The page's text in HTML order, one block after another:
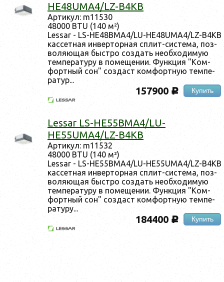
HE48UMA4/LZ-B4KB
Ар­ти­кул: m11530
48000 BTU (140 м²)
Lessar - LS-HE48BMA4/LU-HE48UMA4/LZ-B4KB
кас­сетная ин­вертор­ная сплит-сис­те­ма, поз­
во­ля­ющая быс­тро соз­дать не­об­хо­димую
тем­пе­рату­ру в по­меще­нии. Фун­кция "Ком­
фор­тный сон" соз­даст ком­фор­тную тем­пе­
ратур...
157900 c Купить
Lessar LS-HE55BMA4/LU-
HE55UMA4/LZ-B4KB
Ар­ти­кул: m11532
48000 BTU (140 м²)
Lessar - LS-HE55BMA4/LU-HE55UMA4/LZ-B4KB
кас­сетная ин­вертор­ная сплит-сис­те­ма, поз­
во­ля­ющая быс­тро соз­дать не­об­хо­димую
тем­пе­рату­ру в по­меще­нии. Фун­кция "Ком­
фор­тный сон" соз­даст ком­фор­тную тем­пе­
рату­ру...
184400 c Купить